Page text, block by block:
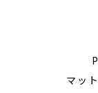
マッ